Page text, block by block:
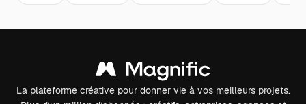
La plateforme créative pour donner vie à vos meilleurs projets.